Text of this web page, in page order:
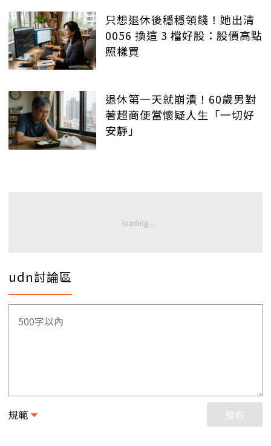
只想退休後穩穩領錢！她出清
0056 換這 3 檔好股：股價高點
照樣買
退休第一天就崩潰！60歲男對
著超商便當懷疑人生「一切好
安靜」
udn討論區
規範 發布